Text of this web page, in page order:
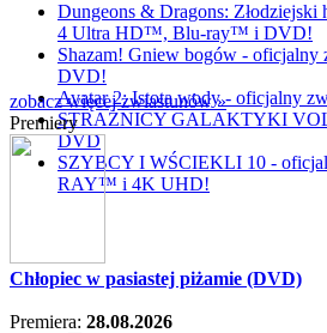
Dungeons & Dragons:
4 Ultra HD™, Blu-ray™ i DVD!
Shazam! Gniew bogów -
DVD!
Avatar 2: Istota wody - oficjalny
STRAŻNICY GALAKTYKI
DVD
SZYBCY I WŚCIEKLI 10 -
RAY™ i 4K UHD!
zobacz więcej zwiastunów »
Premiery
Chłopiec w pasiastej piżamie (DVD)
Premiera: 28.08.2026